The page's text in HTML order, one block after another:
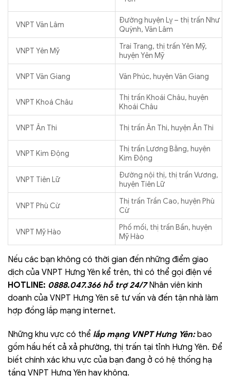
VNPT Văn Lâm
Đường huyện Lỵ – thị trấn Như
Quỳnh, Văn Lâm
VNPT Yên Mỹ
Trai Trang, thị trấn Yên Mỹ,
huyện Yên Mỹ
VNPT Văn Giang Văn Phúc, huyện Văn Giang
VNPT Khoá Châu
Thị trấn Khoái Châu, huyện
Khoái Châu
VNPT Ân Thi Thị trấn Ân Thi, huyện Ân Thi
VNPT Kim Động
Thị trấn Lương Bằng, huyện
Kim Động
VNPT Tiên Lữ
Đường nội thị, thị trấn Vương,
huyện Tiên Lữ
VNPT Phù Cừ
Thị trấn Trần Cao, huyện Phù
Cừ
VNPT Mỹ Hào
Phố mối, thị trấn Bần, huyện
Mỹ Hào
Nếu các bạn không có thời gian đến những điểm giao
dịch của VNPT Hưng Yên kể trên, thì có thể gọi điện về
HOTLINE: 0888.047.366 hỗ trợ 24/7Nhân viên kinh
doanh của VNPT Hưng Yên sẽ tư vấn và đến tận nhà làm
hợp đồng lắp mạng internet.
Những khu vực có thể lắp mạng VNPT Hưng Yên:bao
gồm hầu hết cả xả phường, thị trấn tại tỉnh Hưng Yên. Để
biết chính xác khu vực của bạn đang ở có hệ thống hạ
tầng VNPT Hưng Yên hay không.